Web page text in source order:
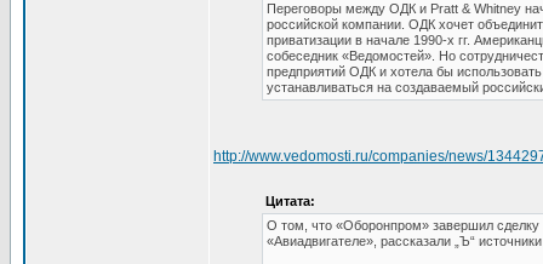
Переговоры между ОДК и Pratt & Whitney
российской компании. ОДК хочет
приватизации в начале 1990-х гг.
собеседник «Ведомостей». Но
предприятий ОДК и хотела бы
устанавливаться на создаваемый
http://www.vedomosti.ru/companies/news/
Цитата:
О том, что «Оборонпром» завершил
«Авиадвигателе», рассказали „Ъ“